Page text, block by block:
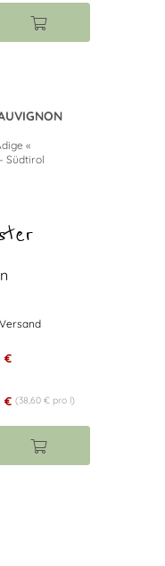
«
Südtirol
€
€ (38,60 € pro l)